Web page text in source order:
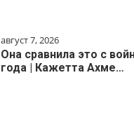
август 7, 2026
Она сравнила это с
года | Кажетта Ахме…